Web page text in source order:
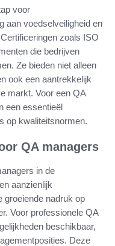
voor
aan voedselveiligheid en
zoals ISO
die bedrijven
Ze bieden niet alleen
ook een aantrekkelijk
markt. Voor een QA
een essentieël
op kwaliteitsnormen.
QA managers
in de
aanzienlijk
groeiende nadruk op
Voor professionele QA
beschikbaar,
Deze